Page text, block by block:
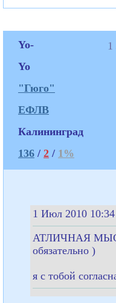
Yo-
Yo
"Гюго"
ЕФЛВ
Калининград
136 / 2 / 1%
1 Июл 2010 10:34
АТЛИЧНАЯ
обязательно )
я с тобой